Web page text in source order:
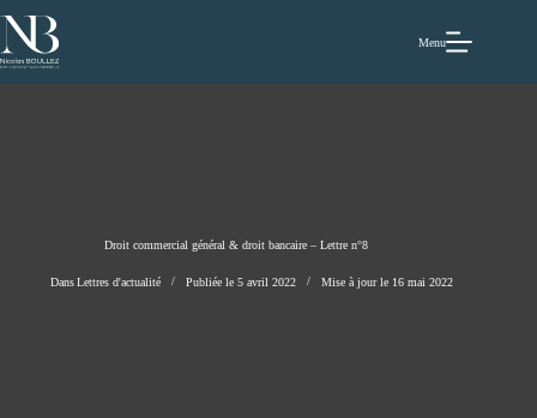
au
contenu
Menu
Droit commercial général & droit bancaire – Lettre n°8
Dans Lettres d'actualité Publiée le 5 avril 2022 Mise à jour le 16 mai 2022